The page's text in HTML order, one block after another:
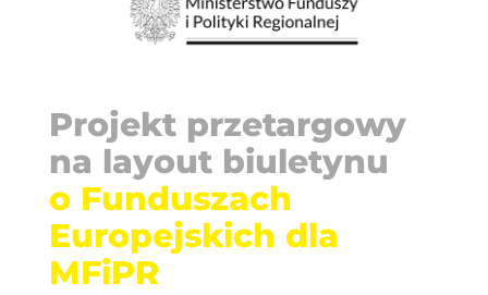
Projekt przetargowy
na layout biuletynu
o Funduszach
Europejskich dla
MFiPR